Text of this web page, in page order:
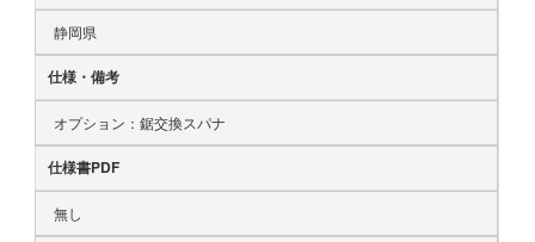
静岡県
仕様・備考
オプション：鋸交換スパナ
仕様書PDF
無し